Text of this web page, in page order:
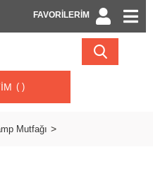
FAVORİLERİM
Mutfağı